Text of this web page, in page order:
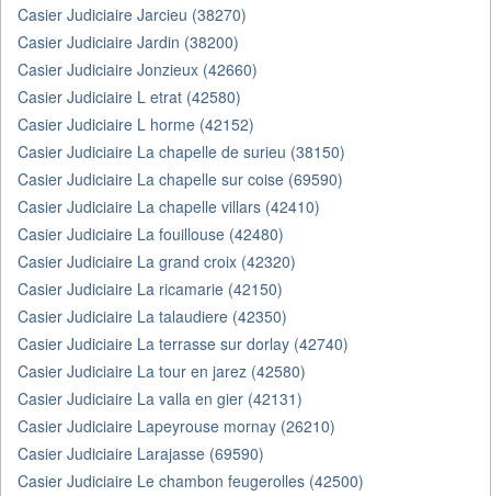
Casier Judiciaire Jarcieu (38270)
Casier Judiciaire Jardin (38200)
Casier Judiciaire Jonzieux (42660)
Casier Judiciaire L etrat (42580)
Casier Judiciaire L horme (42152)
Casier Judiciaire La chapelle de surieu (38150)
Casier Judiciaire La chapelle sur coise (69590)
Casier Judiciaire La chapelle villars (42410)
Casier Judiciaire La fouillouse (42480)
Casier Judiciaire La grand croix (42320)
Casier Judiciaire La ricamarie (42150)
Casier Judiciaire La talaudiere (42350)
Casier Judiciaire La terrasse sur dorlay (42740)
Casier Judiciaire La tour en jarez (42580)
Casier Judiciaire La valla en gier (42131)
Casier Judiciaire Lapeyrouse mornay (26210)
Casier Judiciaire Larajasse (69590)
Casier Judiciaire Le chambon feugerolles (42500)